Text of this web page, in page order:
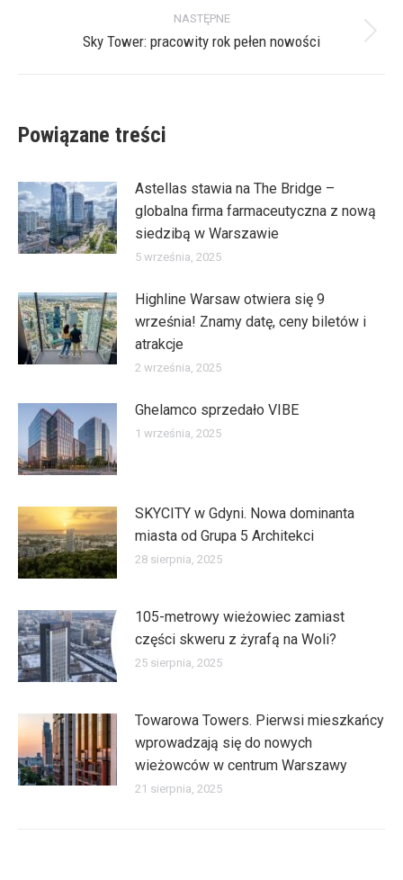
NASTĘPNE
Następny
Sky Tower: pracowity rok pełen nowości
Powiązane treści
Astellas stawia na The Bridge –
globalna firma farmaceutyczna z nową
siedzibą w Warszawie
5 września, 2025
Highline Warsaw otwiera się 9
września! Znamy datę, ceny biletów i
atrakcje
2 września, 2025
Ghelamco sprzedało VIBE
1 września, 2025
SKYCITY w Gdyni. Nowa dominanta
miasta od Grupa 5 Architekci
28 sierpnia, 2025
105-metrowy wieżowiec zamiast
części skweru z żyrafą na Woli?
25 sierpnia, 2025
Towarowa Towers. Pierwsi mieszkańcy
wprowadzają się do nowych
wieżowców w centrum Warszawy
21 sierpnia, 2025